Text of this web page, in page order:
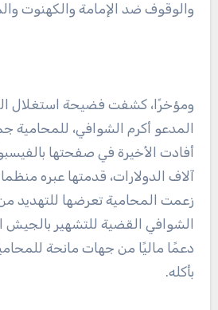
والوقوف ضد الإمامة والكهنوت
ومؤخرًا، كشفت فضيحة استغلال
المدعو أكرم الشوافي، للمحامية
أفادت الأخيرة في صفحتها
آلاف الدولارات، قدمتها عبره
زعمت المحامية تعرضها للتهديد
الشوافي القضية للتشهير بالجيش
دعمًا ماليًا من جهات مانحة
بأكله.